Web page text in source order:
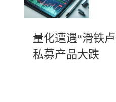
量化遭遇“滑铁
私募产品大跌